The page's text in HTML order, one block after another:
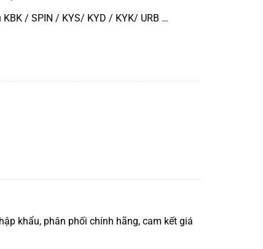
/ SPIN / KYS/ KYD / KYK/ URB …
khẩu, phân phối chính hãng, cam kết giá